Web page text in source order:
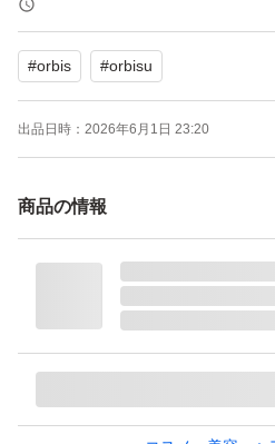
お肌の悩み：シミ、ソバカス
使用感：保湿
特徴：無着色 アレルギーテス
本体/詰め替え：詰め替え
本数：1 本
#orbis #orbisu
出品日時： 2026年6月1日 23:20
商品の情報